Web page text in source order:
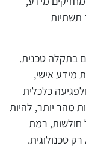
תשתיות
בתקלה טכנית.
מידע אישי,
כלכלית
מהר יותר, להיות
חולשות, רמת
טכנולוגית.